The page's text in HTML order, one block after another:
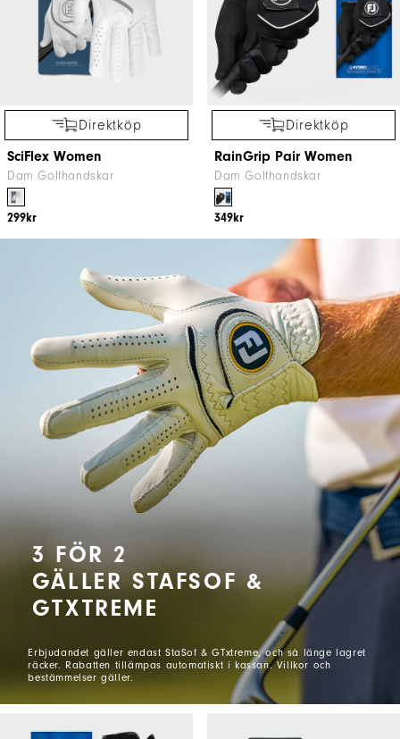
Direktköp
SciFlex Women
Dam Golfhandskar
299kr
Direktköp
RainGrip Pair Women
Dam Golfhandskar
349kr
3 FÖR 2
GÄLLER STAFSOF &
GTXTREME
Erbjudandet gäller endast StaSof & GTxtreme, och så länge lagret
räcker. Rabatten tillämpas automatiskt i kassan. Villkor och
bestämmelser gäller.